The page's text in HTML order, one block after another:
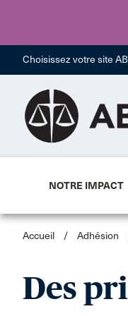
Choisissez votre site
NOTRE IMPACT
Accueil / Adhésion
Des